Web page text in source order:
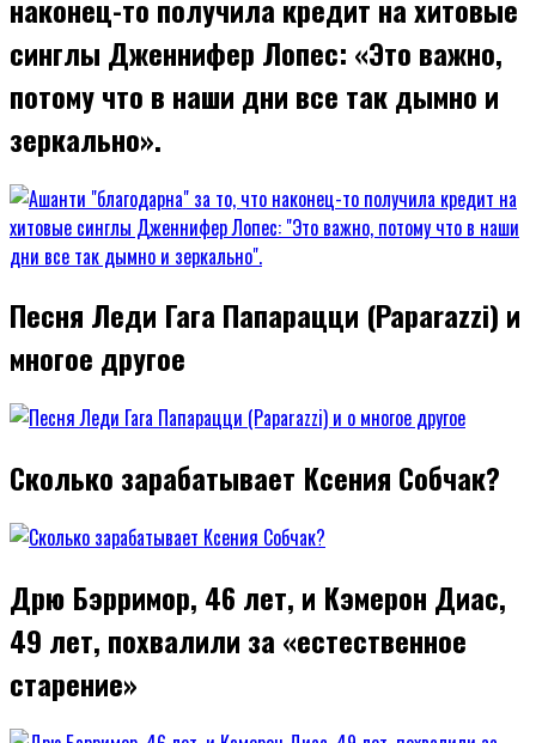
наконец-то получила кредит на хитовые
синглы Дженнифер Лопес: «Это важно,
потому что в наши дни все так дымно и
зеркально».
Песня Леди Гага Папарацци (Paparazzi) и
многое другое
Сколько зарабатывает Ксения Собчак?
Дрю Бэрримор, 46 лет, и Кэмерон Диас,
49 лет, похвалили за «естественное
старение»